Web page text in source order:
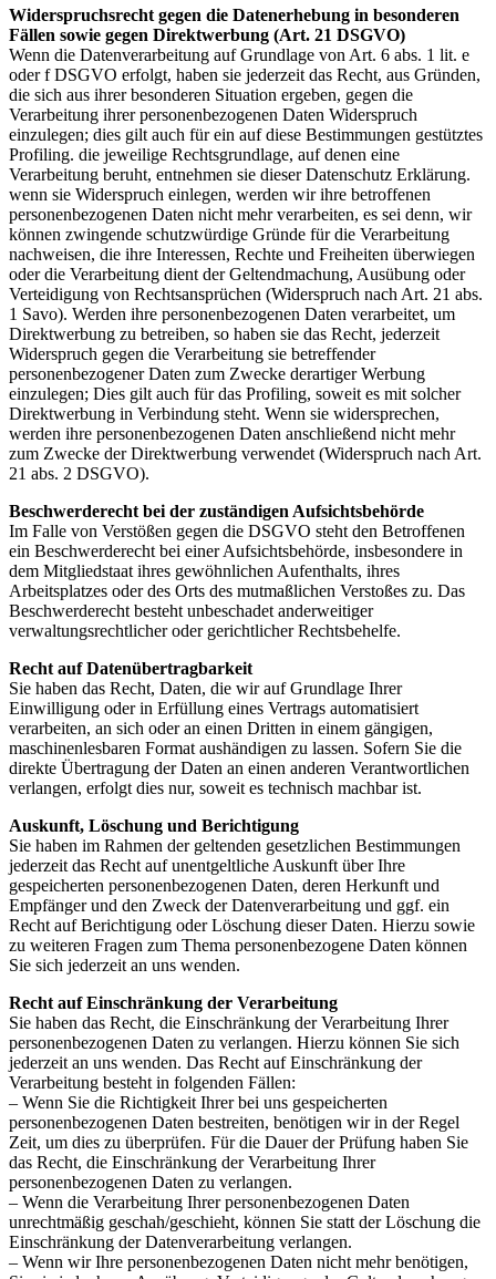
Widerspruchsrecht gegen die Datenerhebung in besonderen
Fällen sowie gegen Direktwerbung (Art. 21 DSGVO)
Wenn die Datenverarbeitung auf Grundlage von Art. 6 abs. 1 lit. e
oder f DSGVO erfolgt, haben sie jederzeit das Recht, aus Gründen,
die sich aus ihrer besonderen Situation ergeben, gegen die
Verarbeitung ihrer personenbezogenen Daten Widerspruch
einzulegen; dies gilt auch für ein auf diese Bestimmungen gestütztes
Profiling. die jeweilige Rechtsgrundlage, auf denen eine
Verarbeitung beruht, entnehmen sie dieser Datenschutz Erklärung.
wenn sie Widerspruch einlegen, werden wir ihre betroffenen
personenbezogenen Daten nicht mehr verarbeiten, es sei denn, wir
können zwingende schutzwürdige Gründe für die Verarbeitung
nachweisen, die ihre Interessen, Rechte und Freiheiten überwiegen
oder die Verarbeitung dient der Geltendmachung, Ausübung oder
Verteidigung von Rechtsansprüchen (Widerspruch nach Art. 21 abs.
1 Savo). Werden ihre personenbezogenen Daten verarbeitet, um
Direktwerbung zu betreiben, so haben sie das Recht, jederzeit
Widerspruch gegen die Verarbeitung sie betreffender
personenbezogener Daten zum Zwecke derartiger Werbung
einzulegen; Dies gilt auch für das Profiling, soweit es mit solcher
Direktwerbung in Verbindung steht. Wenn sie widersprechen,
werden ihre personenbezogenen Daten anschließend nicht mehr
zum Zwecke der Direktwerbung verwendet (Widerspruch nach Art.
21 abs. 2 DSGVO).
Beschwerderecht bei der zuständigen Aufsichtsbehörde
Im Falle von Verstößen gegen die DSGVO steht den Betroffenen
ein Beschwerderecht bei einer Aufsichtsbehörde, insbesondere in
dem Mitgliedstaat ihres gewöhnlichen Aufenthalts, ihres
Arbeitsplatzes oder des Orts des mutmaßlichen Verstoßes zu. Das
Beschwerderecht besteht unbeschadet anderweitiger
verwaltungsrechtlicher oder gerichtlicher Rechtsbehelfe.
Recht auf Datenübertragbarkeit
Sie haben das Recht, Daten, die wir auf Grundlage Ihrer
Einwilligung oder in Erfüllung eines Vertrags automatisiert
verarbeiten, an sich oder an einen Dritten in einem gängigen,
maschinenlesbaren Format aushändigen zu lassen. Sofern Sie die
direkte Übertragung der Daten an einen anderen Verantwortlichen
verlangen, erfolgt dies nur, soweit es technisch machbar ist.
Auskunft, Löschung und Berichtigung
Sie haben im Rahmen der geltenden gesetzlichen Bestimmungen
jederzeit das Recht auf unentgeltliche Auskunft über Ihre
gespeicherten personenbezogenen Daten, deren Herkunft und
Empfänger und den Zweck der Datenverarbeitung und ggf. ein
Recht auf Berichtigung oder Löschung dieser Daten. Hierzu sowie
zu weiteren Fragen zum Thema personenbezogene Daten können
Sie sich jederzeit an uns wenden.
Recht auf Einschränkung der Verarbeitung
Sie haben das Recht, die Einschränkung der Verarbeitung Ihrer
personenbezogenen Daten zu verlangen. Hierzu können Sie sich
jederzeit an uns wenden. Das Recht auf Einschränkung der
Verarbeitung besteht in folgenden Fällen:
– Wenn Sie die Richtigkeit Ihrer bei uns gespeicherten
personenbezogenen Daten bestreiten, benötigen wir in der Regel
Zeit, um dies zu überprüfen. Für die Dauer der Prüfung haben Sie
das Recht, die Einschränkung der Verarbeitung Ihrer
personenbezogenen Daten zu verlangen.
– Wenn die Verarbeitung Ihrer personenbezogenen Daten
unrechtmäßig geschah/geschieht, können Sie statt der Löschung die
Einschränkung der Datenverarbeitung verlangen.
– Wenn wir Ihre personenbezogenen Daten nicht mehr benötigen,